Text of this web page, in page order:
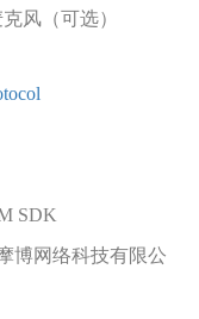
风（可选）
SDK
博网络科技有限公